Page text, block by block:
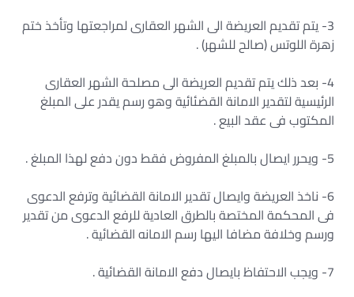
3- يتم تقديم العريضة الى الشهر العقارى لمراجعتها وتأخذ ختم
زهرة اللوتس (صالح للشهر) .
4- بعد ذلك يتم تقديم العريضة الى مصلحة الشهر العقارى
الرئيسية لتقدير الامانة القضئائية وهو رسم يقدر على المبلغ
المكتوب فى عقد البيع .
5- ويحرر ايصال بالمبلغ المفروض فقط دون دفع لهذا المبلغ .
6- ناخذ العريضة وايصال تقدير الامانة القضائية وترفع الدعوى
فى المحكمة المختصة بالطرق العادية للرفع الدعوى من تقدير
ورسم وخلافة مضافا اليها رسم الامانه القضائية .
7- ويجب الاحتفاظ بايصال دفع الامانة القضائية .